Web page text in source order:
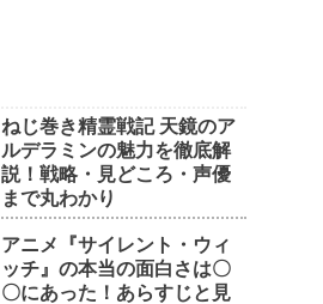
ねじ巻き精霊戦記 天鏡のア
ルデラミンの魅力を徹底解
説！戦略・見どころ・声優
まで丸わかり
アニメ『サイレント・ウィ
ッチ』の本当の面白さは〇
〇にあった！あらすじと見